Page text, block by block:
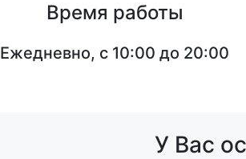
Время работы
Ежедневно, с 10:00 до 20:00
У Вас